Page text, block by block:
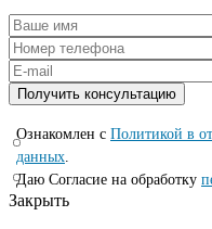
Ознакомлен с Политикой в
данных
Даю Согласие на обработку
Закрыть